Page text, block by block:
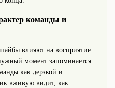
команды и
влияют на восприятие
момент запоминается
как дерзкой и
вживую видит, как